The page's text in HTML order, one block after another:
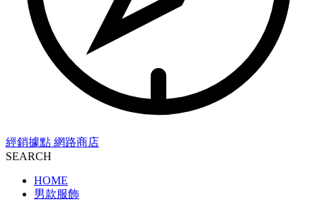
經銷據點 網路商店
SEARCH
HOME
男款服飾